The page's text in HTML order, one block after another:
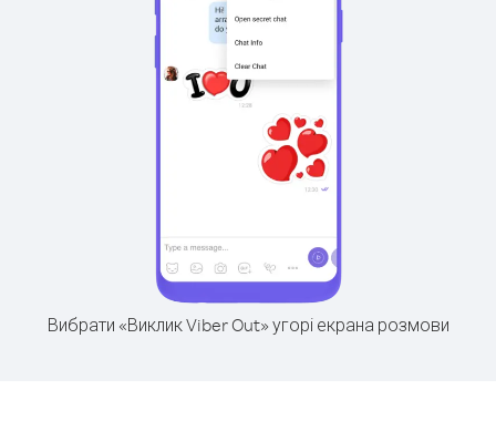
Вибрати «Виклик Viber Out» угорі екрана розмови